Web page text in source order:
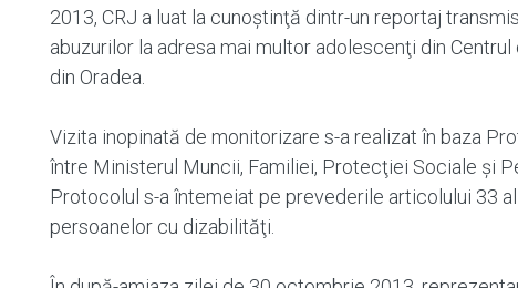
2013, CRJ a luat la cunoştinţă dintr-un reportaj
abuzurilor la adresa mai multor adolescenţi din
din Oradea.
Vizita inopinată de monitorizare s-a realizat în baza
între Ministerul Muncii, Familiei, Protecţiei Sociale şi
Protocolul s-a întemeiat pe prevederile articolului 33
persoanelor cu dizabilităţi.